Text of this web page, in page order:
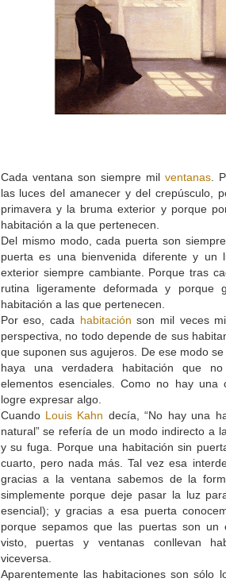
Cada ventana son siempre mil ventanas.
las luces del amanecer y del crepúsculo,
primavera y la bruma exterior y porque
habitación a la que pertenecen.
Del mismo modo, cada puerta son
puerta es una bienvenida diferente y un
exterior siempre cambiante. Porque tras
rutina ligeramente deformada y porque
habitación a las que pertenecen.
Por eso, cada habitación son mil veces
perspectiva, no todo depende de sus
que suponen sus agujeros. De ese modo
haya una verdadera habitación que
elementos esenciales. Como no hay
logre expresar algo.
Cuando Louis Kahn decía, “No hay una
natural” se refería de un modo indirecto a
y su fuga. Porque una habitación sin
cuarto, pero nada más. Tal vez esa
gracias a la ventana sabemos de la
simplemente porque deje pasar la luz
esencial); y gracias a esa puerta
porque sepamos que las puertas son un
visto, puertas y ventanas conllevan
viceversa.
Aparentemente las habitaciones son sólo